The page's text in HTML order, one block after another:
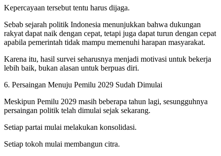
Kepercayaan tersebut tentu harus dijaga.
Sebab sejarah politik Indonesia menunjukkan bahwa dukungan
rakyat dapat naik dengan cepat, tetapi juga dapat turun dengan cepat
apabila pemerintah tidak mampu memenuhi harapan masyarakat.
Karena itu, hasil survei seharusnya menjadi motivasi untuk bekerja
lebih baik, bukan alasan untuk berpuas diri.
6. Persaingan Menuju Pemilu 2029 Sudah Dimulai
Meskipun Pemilu 2029 masih beberapa tahun lagi, sesungguhnya
persaingan politik telah dimulai sejak sekarang.
Setiap partai mulai melakukan konsolidasi.
Setiap tokoh mulai membangun citra.